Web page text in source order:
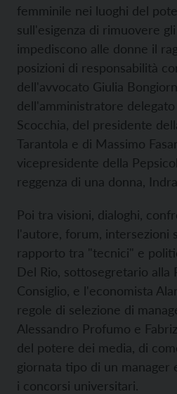
femminile nei luoghi del
sull'esigenza di rimuovere
impediscono alle donne il
posizioni di responsabilità
dell'avvocato Giulia
dell'amministratore
Scocchia, del presidente
Tarantola e di Massimo
vicepresidente della
reggenza di una donna,
Poi tra visioni, dialoghi,
l'autore, forum, intersezioni
rapporto tra "tecnici" e
Del Rio, sottosegretario alla
Consiglio, e l'economista
regole di selezione di
Alessandro Profumo e
del potere dei media, di
giornata tipo di un manager
i concorsi universitari.